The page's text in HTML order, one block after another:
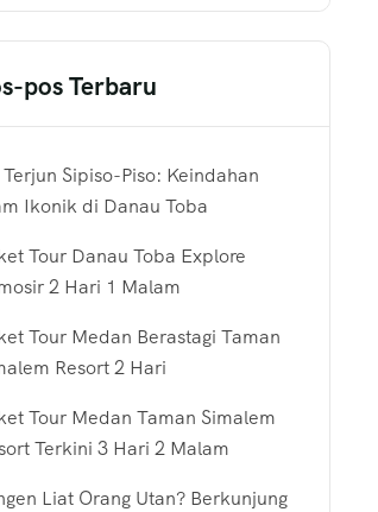
pos Terbaru
Sipiso-Piso: Keindahan
Ikonik di Danau Toba
Tour Danau Toba Explore
2 Hari 1 Malam
Tour Medan Berastagi Taman
Resort 2 Hari
Tour Medan Taman Simalem
Terkini 3 Hari 2 Malam
Liat Orang Utan? Berkunjung